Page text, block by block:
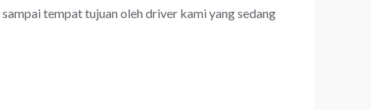
tempat tujuan oleh driver kami yang sedang